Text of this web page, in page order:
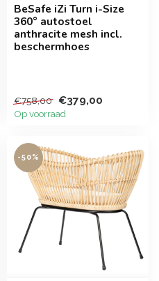
BeSafe iZi Turn i-Size
360° autostoel
anthracite mesh incl.
beschermhoes
€758,00 €379,00
Op voorraad
-50%